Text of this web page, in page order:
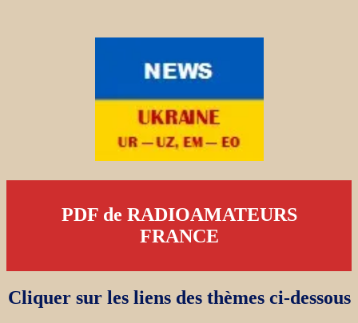
PDF de RADIOAMATEURS
FRANCE
Cliquer sur les liens des thèmes ci-dessous